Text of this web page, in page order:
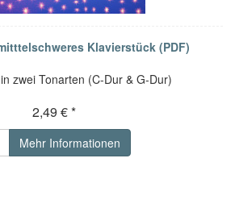
Klavierstück (PDF)
zwei Tonarten (C-Dur & G-Dur)
2,49 € *
Mehr Informationen